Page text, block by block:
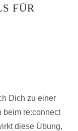
FÜR
Dich zu einer
beim re:connect
diese Übung,